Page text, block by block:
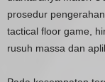
prosedur
tactical floor game,
rusuh massa dan